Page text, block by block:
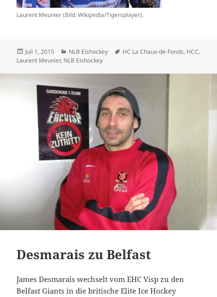
Laurent Meunier (Bild: Wikipedia/Tigersplayer).
Veröffentlicht
am
Juli 1, 2015 Kategorien
NLB Eishockey Schlagwörter
HC La Chaux-de-Fonds, HCC,
Laurent Meunier, NLB Eishockey
Desmarais zu Belfast
James Desmarais wechselt vom EHC Visp zu den
Belfast Giants in die britische Elite Ice Hockey